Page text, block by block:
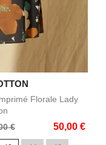
rapide
Florale Lady
€ 50,00 €